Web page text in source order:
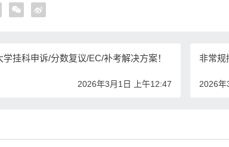
学挂科申诉/分数复议/EC/补考解决方案！
2026年3月1日 上午12:47
非常规
2026年